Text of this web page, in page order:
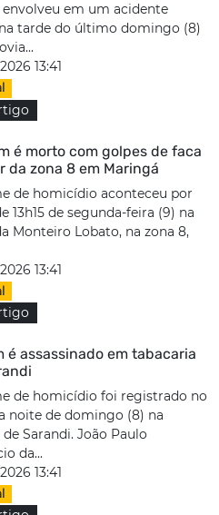
envolveu em um acidente
tarde do último domingo (8)
13:41
é morto com golpes de faca
da zona 8 em Maringá
de homicídio aconteceu por
13h15 de segunda-feira (9) na
Monteiro Lobato, na zona 8,
13:41
é assassinado em tabacaria
de homicídio foi registrado no
noite de domingo (8) na
Sarandi. João Paulo
da...
13:41